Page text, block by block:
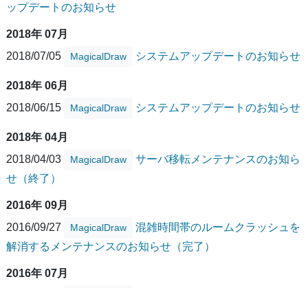
ップデートのお知らせ
2018年 07月
2018/07/05
MagicalDraw システムアップデートのお知らせ
2018年 06月
2018/06/15
MagicalDraw システムアップデートのお知らせ
2018年 04月
2018/04/03
MagicalDraw
サーバ移転メンテナンスのお知ら
せ（終了）
2016年 09月
2016/09/27
MagicalDraw
混雑時間帯のルームクラッシュを
解消するメンテナンスのお知らせ（完了）
2016年 07月